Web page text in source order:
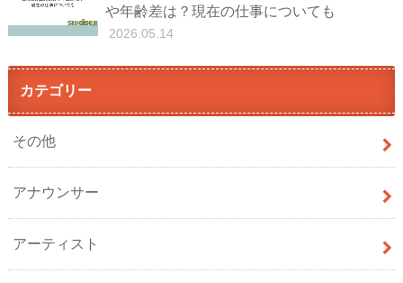
や年齢差は？現在の仕事についても
2026.05.14
カテゴリー
その他
アナウンサー
アーティスト